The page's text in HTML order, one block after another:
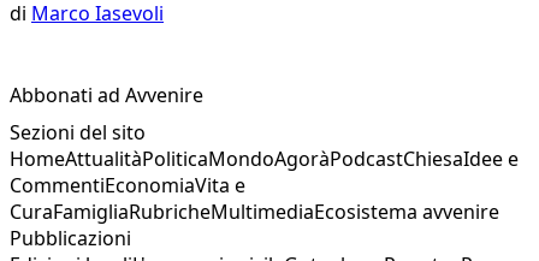
di Marco Iasevoli
Abbonati ad Avvenire
Sezioni del sito
HomeAttualitàPoliticaMondoAgoràPodcastChiesaIdee e
CommentiEconomiaVita e
CuraFamigliaRubricheMultimediaEcosistema avvenire
Pubblicazioni